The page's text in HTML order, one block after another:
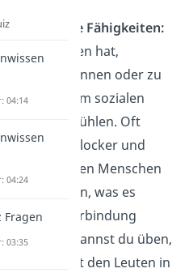
soziale Fähigkeiten:
hat,
zu beginnen oder zu
kann sich im sozialen
unsicher fühlen. Oft
es daran, locker und
mit neuen Menschen
zu führen, was es
eine Verbindung
Das kannst du üben,
du mehr mit den Leuten in
04:14
04:24
Fragen
03:35